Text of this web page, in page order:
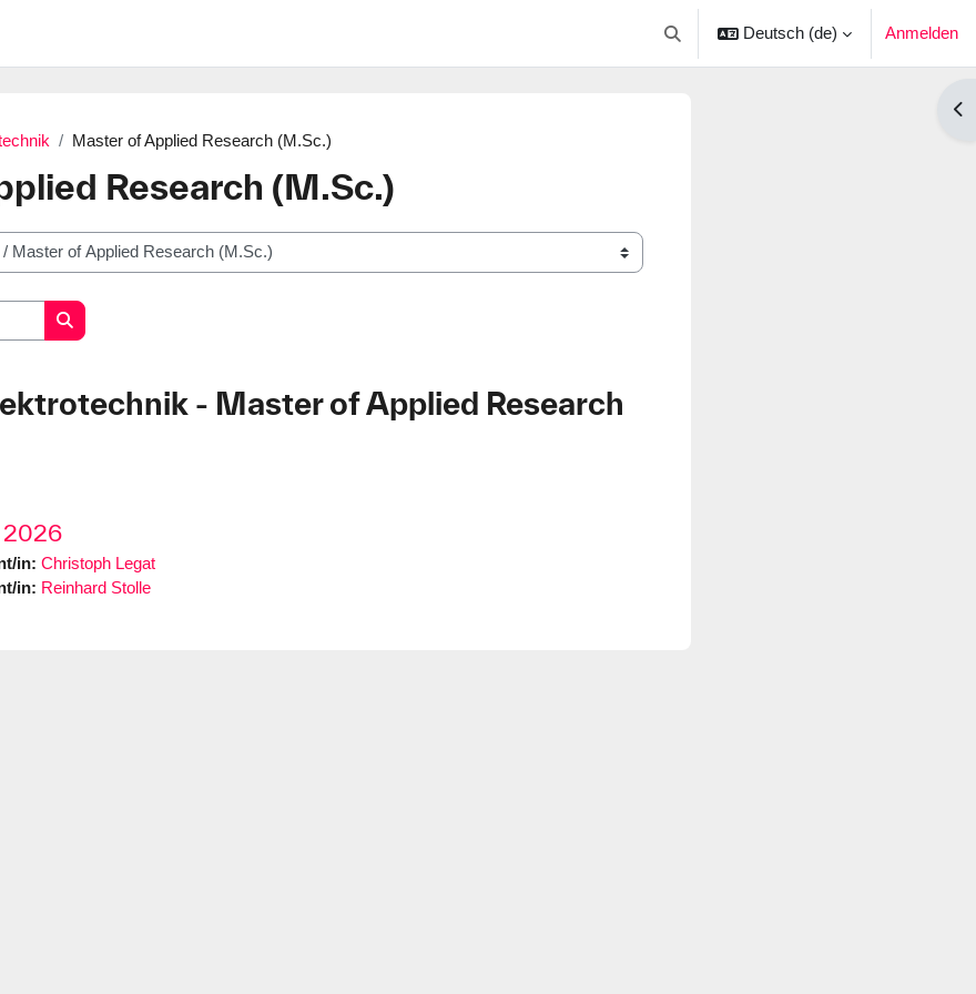
Sucheingabe umschalten
Deutsch ‎(de)‎ Anmelden
Master of Applied Research (M.Sc.)
Research (M.Sc.)
Kurse suchen
- Master of Applied Research
2026
in: Christoph Legat
in: Reinhard Stolle